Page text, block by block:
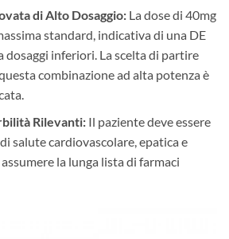
di Alto Dosaggio:​ La dose di 40mg
standard, indicativa di una DE
dosaggi inferiori. La scelta di partire
combinazione ad alta potenza è
Rilevanti:​ Il paziente deve essere
salute cardiovascolare, epatica e
la lunga lista di farmaci